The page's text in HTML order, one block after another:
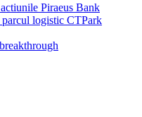
Piraeus Bank
logistic CTPark